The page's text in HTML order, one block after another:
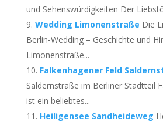
und Sehenswürdigkeiten Der
Wedding Limonenstraße Die
Berlin-Wedding – Geschichte und
Limonenstraße...
Falkenhagener Feld
Saldernstraße im Berliner Stadtteil
ist ein beliebtes...
Heiligensee Sandheideweg